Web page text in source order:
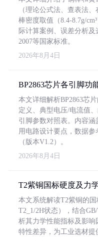
（理论公式法、查表法
棒密度取值（8.4-8.7g/
际计算案例、误差分析及
2007等国家标准。
2026年8月4日
BP2863芯片各引脚功
本文详细解析BP2863芯
定义、典型电压/电流值
引脚参数对照表。内容
用电路设计要点，数据
（版本V1.2）。
2026年8月4日
T2紫铜国标硬度及力
本文系统解读T2紫铜的
T2_1/2H状态），结合
析其力学性能指标及影
特性差异，为工业选材提